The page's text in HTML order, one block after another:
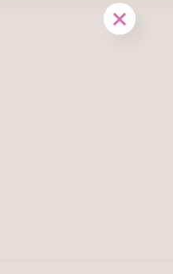
お問い合わせはこちら